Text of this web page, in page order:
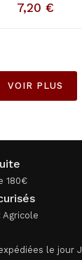
7,20 €
VOIR PLUS
180€
Agricole
le jour J